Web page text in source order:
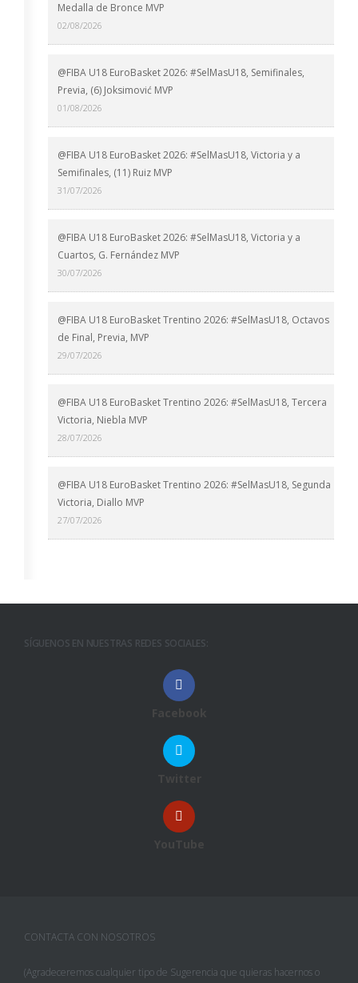
Medalla de Bronce MVP
02/08/2026
@FIBA U18 EuroBasket 2026: #SelMasU18, Semifinales,
Previa, (6) Joksimović MVP
01/08/2026
@FIBA U18 EuroBasket 2026: #SelMasU18, Victoria y a
Semifinales, (11) Ruiz MVP
31/07/2026
@FIBA U18 EuroBasket 2026: #SelMasU18, Victoria y a
Cuartos, G. Fernández MVP
30/07/2026
@FIBA U18 EuroBasket Trentino 2026: #SelMasU18, Octavos
de Final, Previa, MVP
29/07/2026
@FIBA U18 EuroBasket Trentino 2026: #SelMasU18, Tercera
Victoria, Niebla MVP
28/07/2026
@FIBA U18 EuroBasket Trentino 2026: #SelMasU18, Segunda
Victoria, Diallo MVP
27/07/2026
SÍGUENOS EN NUESTRAS REDES SOCIALES:
Facebook
Twitter
YouTube
CONTACTA CON NOSOTROS
(Agradeceremos cualquier tipo de Sugerencia que quieras hacernos o